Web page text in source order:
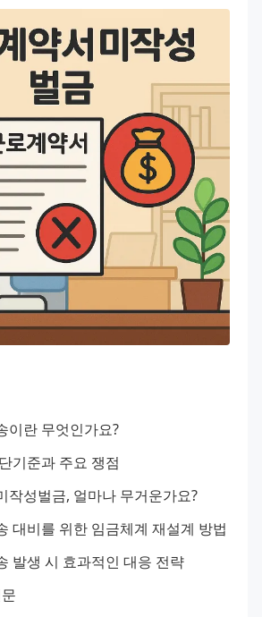
이란 무엇인가요?
기준과 주요 쟁점
작성벌금, 얼마나 무거운가요?
대비를 위한 임금체계 재설계 방법
발생 시 효과적인 대응 전략